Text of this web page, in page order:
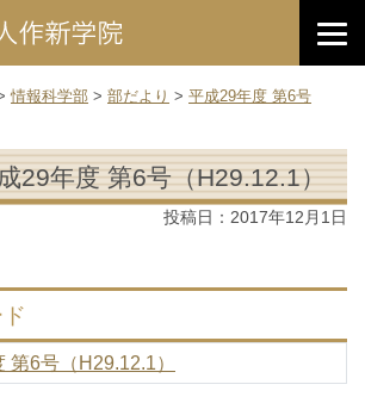
情報科学部 > 部だより > 平成29年度 第6号
29年度 第6号（H29.12.1）
投稿日： 2017年12月1日
第6号（H29.12.1）